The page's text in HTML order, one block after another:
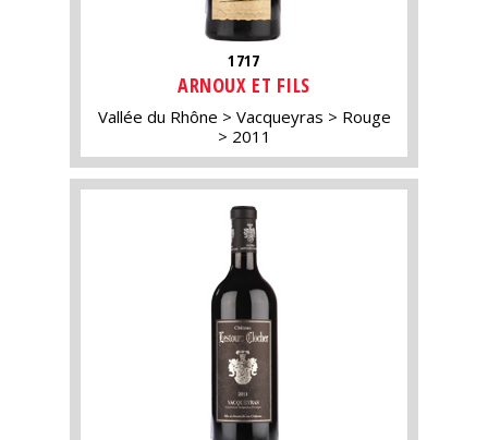
1717
ARNOUX ET FILS
Vallée du Rhône Vacqueyras
Rouge
2011